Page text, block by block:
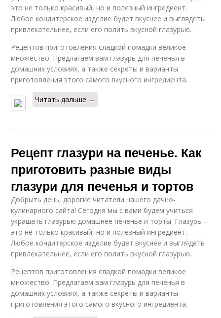
это не только красивый, но и полезный ингредиент.
Любое кондитерское изделие будет вкуснее и выглядеть
привлекательнее, если его полить вкусной глазурью.
Рецептов приготовления сладкой помадки великое
множество. Предлагаем вам глазурь для печенья в
домашних условиях, а также секреты и варианты
приготовления этого самого вкусного ингредиента.
Читать дальше →
Рецепт глазури на печенье. Как
приготовить разные виды
глазури для печенья и тортов
Добрыть день, дорогие читатели нашего дачно-
кулинарного сайта! Сегодня мы с вами будем учиться
украшать глазурью домашнее печенье и торты. Глазурь –
это не только красивый, но и полезный ингредиент.
Любое кондитерское изделие будет вкуснее и выглядеть
привлекательнее, если его полить вкусной глазурью.
Рецептов приготовления сладкой помадки великое
множество. Предлагаем вам глазурь для печенья в
домашних условиях, а также секреты и варианты
приготовления этого самого вкусного ингредиента.